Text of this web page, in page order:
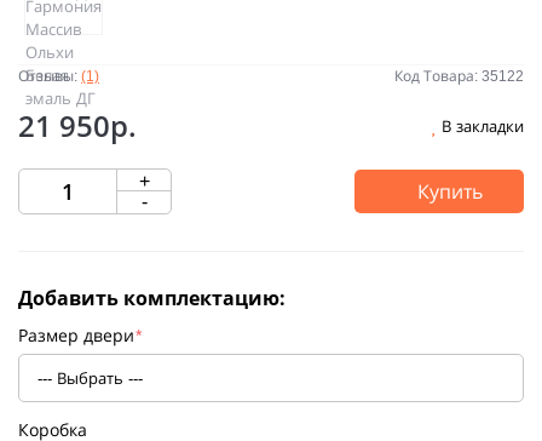
Отзывы: (1) Код Товара: 35122
21 950р. В закладки
+
-
Купить
Добавить комплектацию:
Размер двери*
Коробка